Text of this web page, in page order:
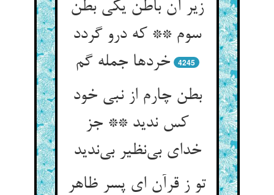
زیر آن باطن یکی بطن
سوم ** که درو گردد
خردها جمله گم
4245
بطن چارم از نبی خود
کس ندید ** جز
خدای بی‌نظیر بی‌ندید
تو ز قرآن ای پسر ظاهر